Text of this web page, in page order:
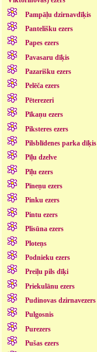
Pampāļu dzirnavdīķis
Pantelišku ezers
Papes ezers
Pavasaru dīķis
Pazarišku ezers
Pelēča ezers
Pēterezeri
Pīkaņu ezers
Piksteres ezers
Pilsblīdenes parka dīķis
Pīļu dzelve
Pīļu ezers
Pīneņu ezers
Pinku ezers
Pintu ezers
Plisūna ezers
Ploteņs
Podnieku ezers
Preiļu pils dīķi
Priekulānu ezers
Pudinovas dzirnavezers
Pulgosnis
Purezers
Pušas ezers